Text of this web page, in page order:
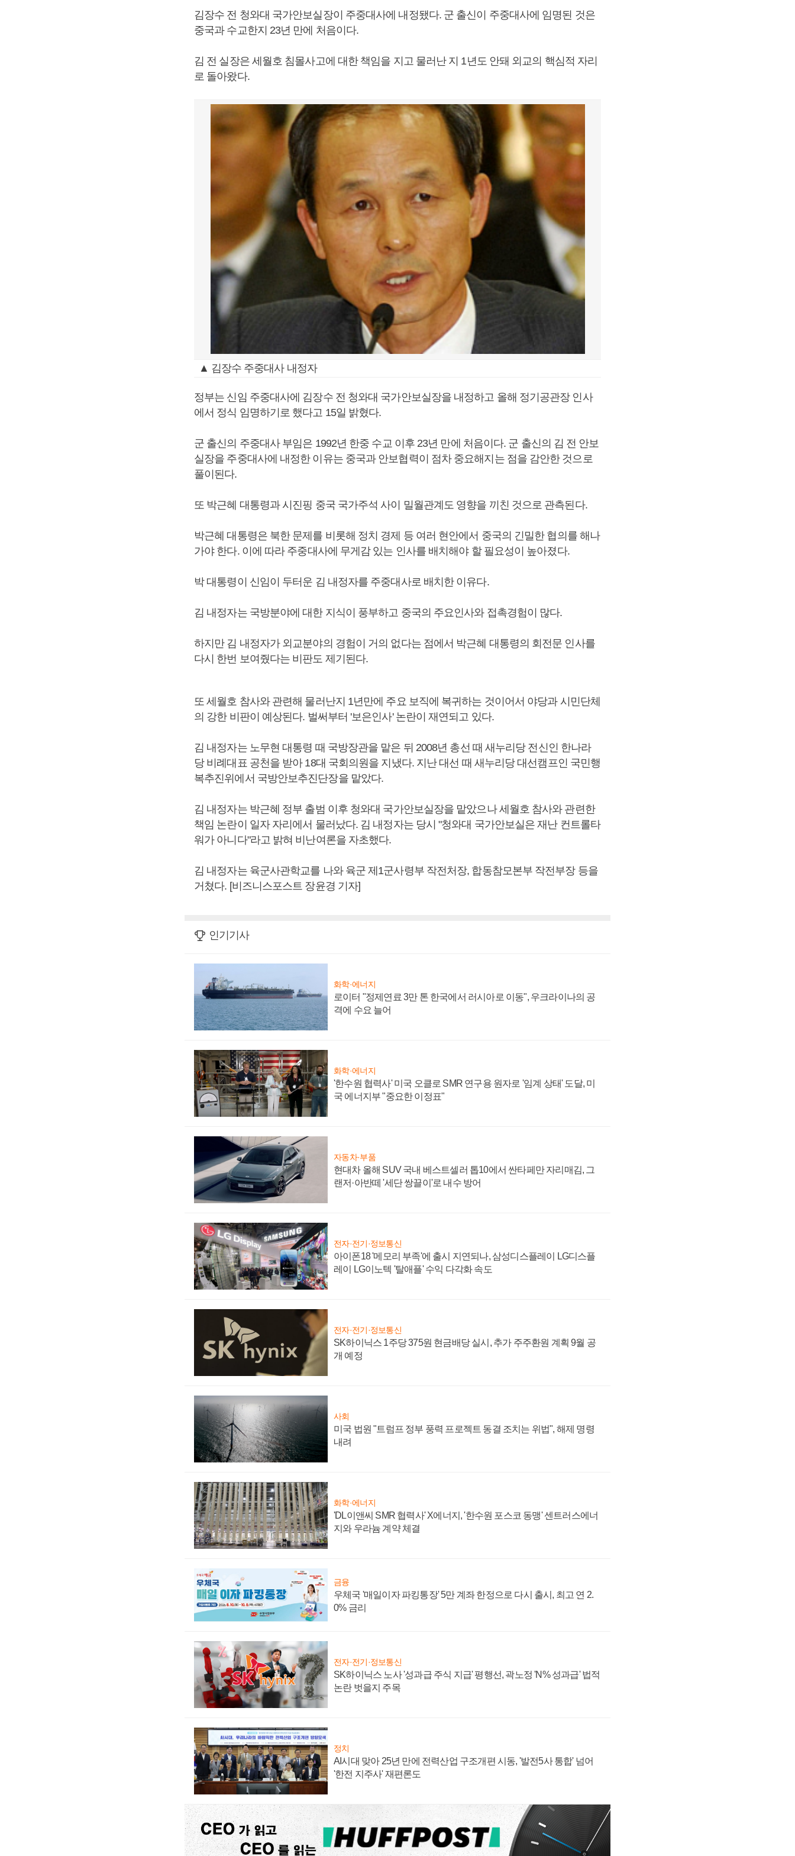
김장수 전 청와대 국가안보실장이 주중대사에 내정됐다. 군 출신이 주중대사에 임명된 것은
중국과 수교한지 23년 만에 처음이다.
김 전 실장은 세월호 침몰사고에 대한 책임을 지고 물러난 지 1년도 안돼 외교의 핵심적 자리
로 돌아왔다.
▲ 김장수 주중대사 내정자
정부는 신임 주중대사에 김장수 전 청와대 국가안보실장을 내정하고 올해 정기공관장 인사
에서 정식 임명하기로 했다고 15일 밝혔다.
군 출신의 주중대사 부임은 1992년 한중 수교 이후 23년 만에 처음이다. 군 출신의 김 전 안보
실장을 주중대사에 내정한 이유는 중국과 안보협력이 점차 중요해지는 점을 감안한 것으로
풀이된다.
또 박근혜 대통령과 시진핑 중국 국가주석 사이 밀월관계도 영향을 끼친 것으로 관측된다.
박근혜 대통령은 북한 문제를 비롯해 정치 경제 등 여러 현안에서 중국의 긴밀한 협의를 해나
가야 한다. 이에 따라 주중대사에 무게감 있는 인사를 배치해야 할 필요성이 높아졌다.
박 대통령이 신임이 두터운 김 내정자를 주중대사로 배치한 이유다.
김 내정자는 국방분야에 대한 지식이 풍부하고 중국의 주요인사와 접촉경험이 많다.
하지만 김 내정자가 외교분야의 경험이 거의 없다는 점에서 박근혜 대통령의 회전문 인사를
다시 한번 보여줬다는 비판도 제기된다.
또 세월호 참사와 관련해 물러난지 1년만에 주요 보직에 복귀하는 것이어서 야당과 시민단체
의 강한 비판이 예상된다. 벌써부터 '보은인사' 논란이 재연되고 있다.
김 내정자는 노무현 대통령 때 국방장관을 맡은 뒤 2008년 총선 때 새누리당 전신인 한나라
당 비례대표 공천을 받아 18대 국회의원을 지냈다. 지난 대선 때 새누리당 대선캠프인 국민행
복추진위에서 국방안보추진단장을 맡았다.
김 내정자는 박근혜 정부 출범 이후 청와대 국가안보실장을 맡았으나 세월호 참사와 관련한
책임 논란이 일자 자리에서 물러났다. 김 내정자는 당시 "청와대 국가안보실은 재난 컨트롤타
워가 아니다"라고 밝혀 비난여론을 자초했다.
김 내정자는 육군사관학교를 나와 육군 제1군사령부 작전처장, 합동참모본부 작전부장 등을
거쳤다. [비즈니스포스트 장윤경 기자]
인기기사
화학·에너지
로이터 "정제연료 3만 톤 한국에서 러시아로 이동", 우크라이나의 공
격에 수요 늘어
화학·에너지
'한수원 협력사' 미국 오클로 SMR 연구용 원자로 '임계 상태' 도달, 미
국 에너지부 "중요한 이정표"
자동차·부품
현대차 올해 SUV 국내 베스트셀러 톱10에서 싼타페만 자리매김, 그
랜저·아반떼 '세단 쌍끌이'로 내수 방어
전자·전기·정보통신
아이폰18 '메모리 부족'에 출시 지연되나, 삼성디스플레이 LG디스플
레이 LG이노텍 '탈애플' 수익 다각화 속도
전자·전기·정보통신
SK하이닉스 1주당 375원 현금배당 실시, 추가 주주환원 계획 9월 공
개 예정
사회
미국 법원 "트럼프 정부 풍력 프로젝트 동결 조치는 위법", 해제 명령
내려
화학·에너지
'DL이앤씨 SMR 협력사' X에너지, '한수원 포스코 동맹' 센트러스에너
지와 우라늄 계약 체결
금융
우체국 '매일이자 파킹통장' 5만 계좌 한정으로 다시 출시, 최고 연 2.
0% 금리
전자·전기·정보통신
SK하이닉스 노사 '성과급 주식 지급' 평행선, 곽노정 'N% 성과급' 법적
논란 벗을지 주목
정치
AI시대 맞아 25년 만에 전력산업 구조개편 시동, '발전5사 통합' 넘어
'한전 지주사' 재편론도